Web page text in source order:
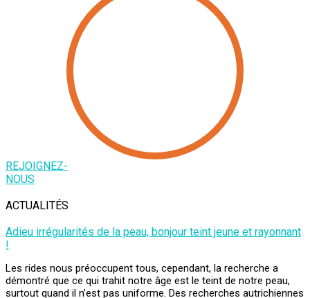
REJOIGNEZ-
NOUS
ACTUALITÉS
Adieu irrégularités de la peau, bonjour teint jeune et rayonnant
!
Les rides nous préoccupent tous, cependant, la recherche a
démontré que ce qui trahit notre âge est le teint de notre peau,
surtout quand il n’est pas uniforme. Des recherches autrichiennes